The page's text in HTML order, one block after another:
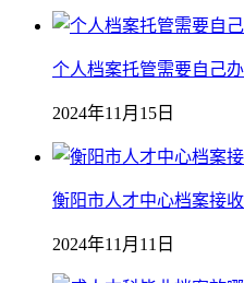
个人档案托管需要自己
2024年11月15日
衡阳市人才中心档案接
2024年11月11日